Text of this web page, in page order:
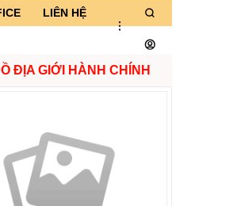
LIÊN HỆ
ĐỊA GIỚI HÀNH CHÍNH